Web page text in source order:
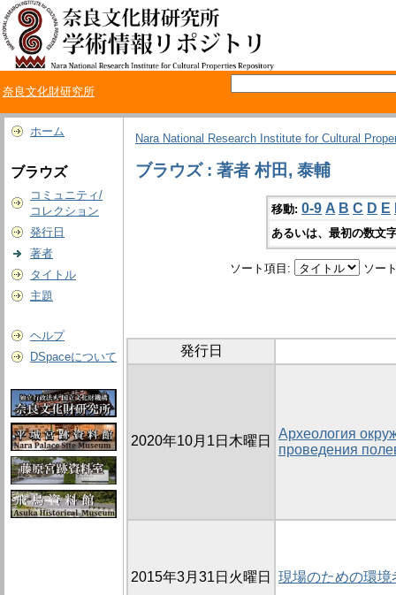
奈良文化財研究所
ホーム
ブラウズ
コミュニティ/
コレクション
発行日
著者
タイトル
主題
ヘルプ
DSpaceについて
Nara National Research Institute for Cultural
ブラウズ : 著者 村田, 泰輔
移動: 0-9 A B C D E
あるいは、最初の数文
ソート項目: ソー
発行日
2020年10月1日木曜日
Археология
проведения
2015年3月31日火曜日 現場のための環